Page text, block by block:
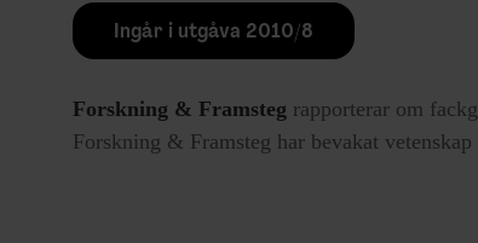
Ingår i utgåva 2010/8
Forskning & Framsteg rapporterar om
Forskning & Framsteg har bevakat